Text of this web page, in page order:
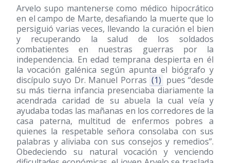
Arvelo supo mantenerse como médico hipocrático
en el campo de Marte, desafiando la muerte que lo
persiguió varias veces, llevando la curación el bien
y recuperando la salud de los soldados
combatientes en nuestras guerras por la
independencia. En edad temprana despierta en él
la vocación galénica según apunta el biógrafo y
discípulo suyo Dr. Manuel Porras (1) pues “desde
su más tierna infancia presenciaba diariamente la
acendrada caridad de su abuela la cual veía y
ayudaba todas las mañanas en los corredores de la
casa paterna, multitud de enfermos pobres a
quienes la respetable señora consolaba con sus
palabras y aliviaba con sus consejos y remedios”.
Obedeciendo su natural vocación y venciendo